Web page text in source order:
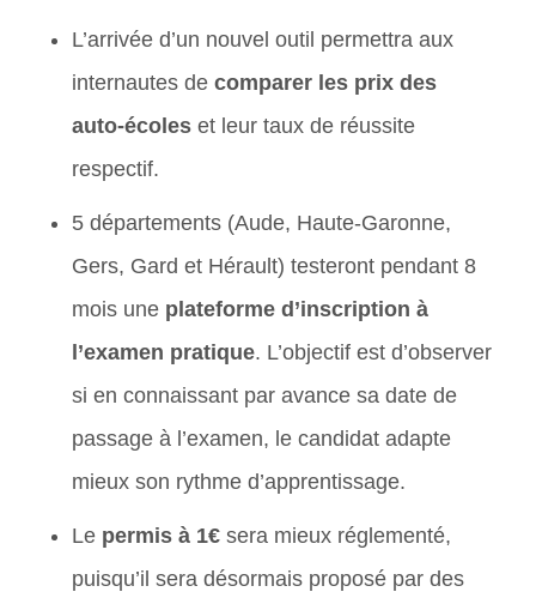
L’arrivée d’un nouvel outil permettra aux
internautes de comparer les prix des
auto-écoles et leur taux de réussite
respectif.
5 départements (Aude, Haute-Garonne,
Gers, Gard et Hérault) testeront pendant 8
mois une plateforme d’inscription à
l’examen pratique. L’objectif est d’observer
si en connaissant par avance sa date de
passage à l’examen, le candidat adapte
mieux son rythme d’apprentissage.
Le permis à 1€ sera mieux réglementé,
puisqu’il sera désormais proposé par des